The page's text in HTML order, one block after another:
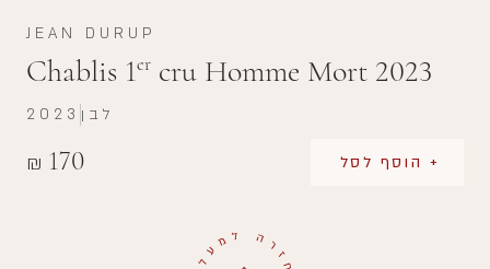
JEAN DURUP
Chablis 1er cru Homme Mort 2023
₪ 170 + הוסף לסל
2023 לבן